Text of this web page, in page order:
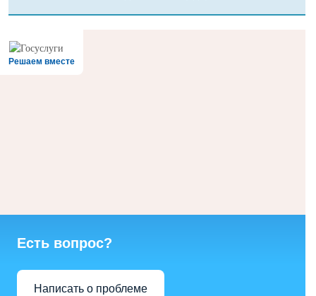
Решаем вместе
Есть вопрос?
Написать о проблеме